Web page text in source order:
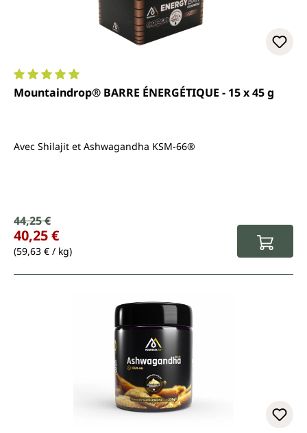
Note moyenne de 5 sur 5 étoiles
Mountaindrop® BARRE ÉNERGÉTIQUE - 15 x 45 g
Avec Shilajit et Ashwagandha KSM-66®
Prix de vente :
Prix régulier :
44,25 €
40,25 €
(59,63 € / kg)